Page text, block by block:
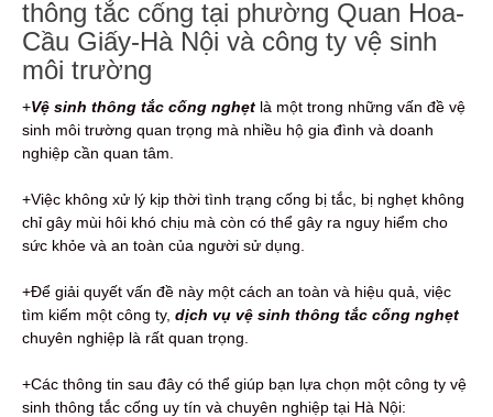
thông tắc cống tại phường Quan Hoa-
Cầu Giấy-Hà Nội và công ty vệ sinh
môi trường
+Vệ sinh thông tắc cống nghẹt là một trong những vấn đề vệ
sinh môi trường quan trọng mà nhiều hộ gia đình và doanh
nghiệp cần quan tâm.
+Việc không xử lý kịp thời tình trạng cống bị tắc, bị nghẹt không
chỉ gây mùi hôi khó chịu mà còn có thể gây ra nguy hiểm cho
sức khỏe và an toàn của người sử dụng.
+Để giải quyết vấn đề này một cách an toàn và hiệu quả, việc
tìm kiếm một công ty, dịch vụ vệ sinh thông tắc cống nghẹt
chuyên nghiệp là rất quan trọng.
+Các thông tin sau đây có thể giúp bạn lựa chọn một công ty vệ
sinh thông tắc cống uy tín và chuyên nghiệp tại Hà Nội: